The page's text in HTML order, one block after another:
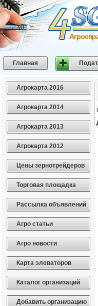
Главная
Агрокарта 2016
Агрокарта 2014
Агрокарта 2013
Агрокарта 2012
Цены зернотрейдеров
Торговая площадка
Рассылка объявлений
Агро статьи
Агро новости
Карта элеваторов
Каталог организаций
Добавить организацию